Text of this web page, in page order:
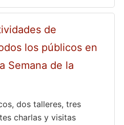
de
los públicos en
Semana de la
dos talleres, tres
charlas y visitas